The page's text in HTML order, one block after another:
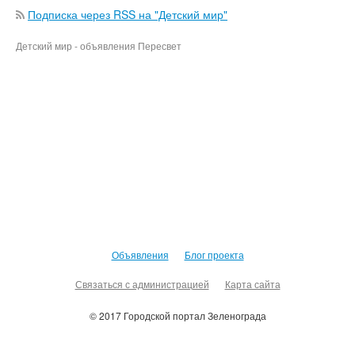
Подписка через RSS на "Детский мир"
Детский мир - объявления Пересвет
Объявления Блог проекта
Связаться с администрацией Карта сайта
© 2017 Городской портал Зеленограда